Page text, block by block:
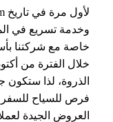
وخدمة تسريع في
خاصة مع شركتنا
خلال الفترة من
الذروة، لذا
فرص للسياح للسفر
العروض الجيدة